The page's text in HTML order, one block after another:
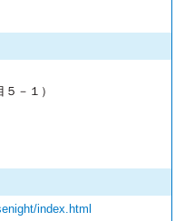
－１）
index.html